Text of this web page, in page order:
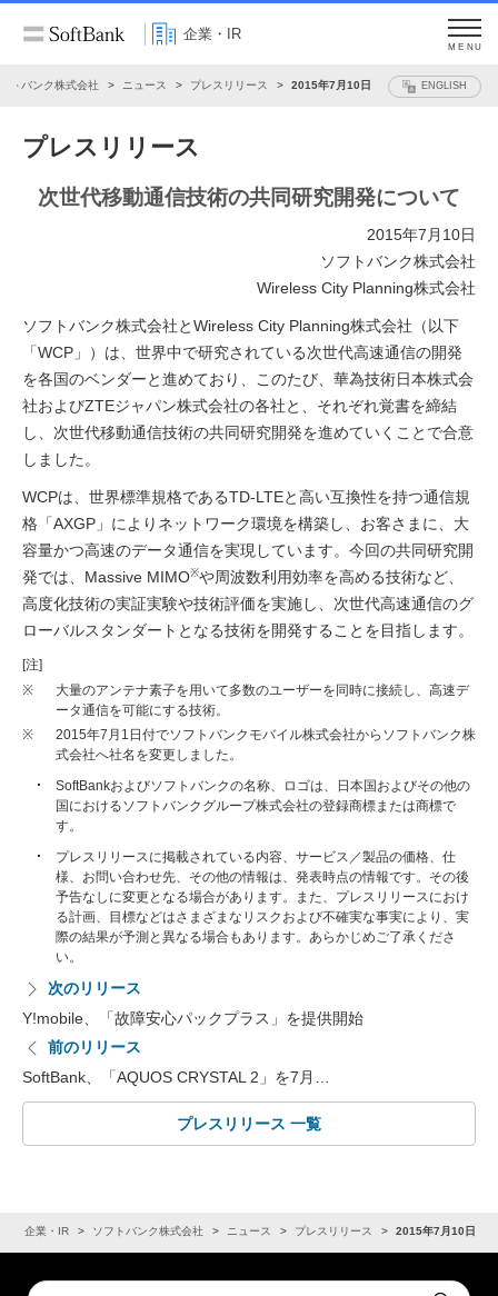
企業・IR
MENU
トバンク株式会社 ニュース プレスリリース 2015年7月10日 ENGLISH
プレスリリース
次世代移動通信技術の共同研究開発について
2015年7月10日
ソフトバンク株式会社
Wireless City Planning株式会社
ソフトバンク株式会社とWireless City Planning株式会社（以下
「WCP」）は、世界中で研究されている次世代高速通信の開発
を各国のベンダーと進めており、このたび、華為技術日本株式会
社およびZTEジャパン株式会社の各社と、それぞれ覚書を締結
し、次世代移動通信技術の共同研究開発を進めていくことで合意
しました。
WCPは、世界標準規格であるTD-LTEと高い互換性を持つ通信規
格「AXGP」によりネットワーク環境を構築し、お客さまに、大
容量かつ高速のデータ通信を実現しています。今回の共同研究開
発では、Massive MIMO※や周波数利用効率を高める技術など、
高度化技術の実証実験や技術評価を実施し、次世代高速通信のグ
ローバルスタンダートとなる技術を開発することを目指します。
[注]
※
大量のアンテナ素子を用いて多数のユーザーを同時に接続し、高速デ
ータ通信を可能にする技術。
※
2015年7月1日付でソフトバンクモバイル株式会社からソフトバンク株
式会社へ社名を変更しました。
SoftBankおよびソフトバンクの名称、ロゴは、日本国およびその他の
国におけるソフトバンクグループ株式会社の登録商標または商標で
す。
プレスリリースに掲載されている内容、サービス／製品の価格、仕
様、お問い合わせ先、その他の情報は、発表時点の情報です。その後
予告なしに変更となる場合があります。また、プレスリリースにおけ
る計画、目標などはさまざまなリスクおよび不確実な事実により、実
際の結果が予測と異なる場合もあります。あらかじめご了承くださ
い。
次のリリース
Y!mobile、「故障安心パックプラス」を提供開始
前のリリース
SoftBank、「AQUOS CRYSTAL 2」を7月…
プレスリリース 一覧
企業・IR ソフトバンク株式会社 ニュース プレスリリース 2015年7月10日
Conduct